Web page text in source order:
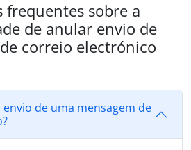
frequentes sobre a
de anular envio de
correio electrónico
de uma mensagem de